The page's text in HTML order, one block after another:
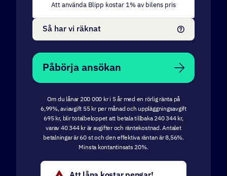
Att använda Blipp kostar 1% av bilens pris
Så har vi räknat
Påbörja ansökan
Om du lånar 200 000 kr i 5 år med en rörlig ränta på
6,99%, aviavgift 55 kr per månad och uppläggningsavgift
695 kr, blir totalbeloppet att betala tillbaka 240 344 kr,
varav 40 344 kr är avgifter och räntekostnad. Antalet
betalningar är 60 st och den effektiva räntan är 8,56%.
Minsta kontantinsats 20%.